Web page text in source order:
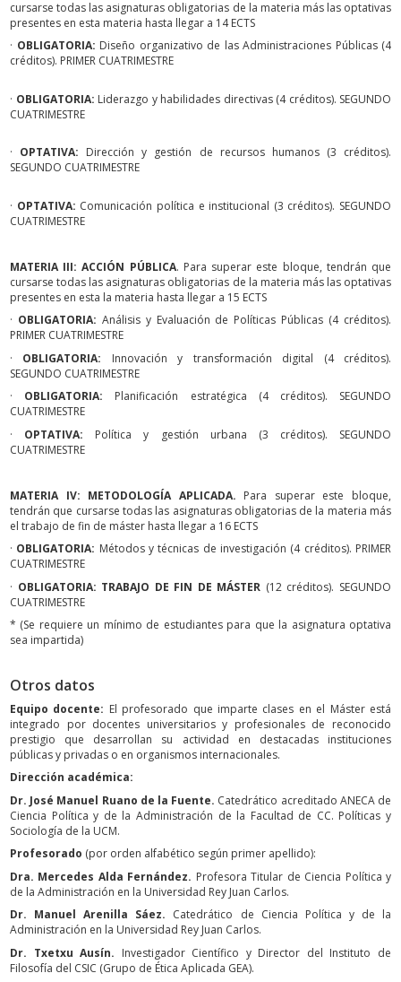
cursarse todas las asignaturas obligatorias de la materia más las optativas
presentes en esta materia hasta llegar a 14 ECTS
· OBLIGATORIA: Diseño organizativo de las Administraciones Públicas (4
créditos). PRIMER CUATRIMESTRE
· OBLIGATORIA: Liderazgo y habilidades directivas (4 créditos). SEGUNDO
CUATRIMESTRE
· OPTATIVA: Dirección y gestión de recursos humanos (3 créditos).
SEGUNDO CUATRIMESTRE
· OPTATIVA: Comunicación política e institucional (3 créditos). SEGUNDO
CUATRIMESTRE
MATERIA III: ACCIÓN PÚBLICA. Para superar este bloque, tendrán que
cursarse todas las asignaturas obligatorias de la materia más las optativas
presentes en esta la materia hasta llegar a 15 ECTS
· OBLIGATORIA: Análisis y Evaluación de Políticas Públicas (4 créditos).
PRIMER CUATRIMESTRE
· OBLIGATORIA: Innovación y transformación digital (4 créditos).
SEGUNDO CUATRIMESTRE
· OBLIGATORIA: Planificación estratégica (4 créditos). SEGUNDO
CUATRIMESTRE
· OPTATIVA: Política y gestión urbana (3 créditos). SEGUNDO
CUATRIMESTRE
MATERIA IV: METODOLOGÍA APLICADA. Para superar este bloque,
tendrán que cursarse todas las asignaturas obligatorias de la materia más
el trabajo de fin de máster hasta llegar a 16 ECTS
· OBLIGATORIA: Métodos y técnicas de investigación (4 créditos). PRIMER
CUATRIMESTRE
· OBLIGATORIA: TRABAJO DE FIN DE MÁSTER (12 créditos). SEGUNDO
CUATRIMESTRE
* (Se requiere un mínimo de estudiantes para que la asignatura optativa
sea impartida)
Otros datos
Equipo docente: El profesorado que imparte clases en el Máster está
integrado por docentes universitarios y profesionales de reconocido
prestigio que desarrollan su actividad en destacadas instituciones
públicas y privadas o en organismos internacionales.
Dirección académica:
Dr. José Manuel Ruano de la Fuente. Catedrático acreditado ANECA de
Ciencia Política y de la Administración de la Facultad de CC. Políticas y
Sociología de la UCM.
Profesorado (por orden alfabético según primer apellido):
Dra. Mercedes Alda Fernández. Profesora Titular de Ciencia Política y
de la Administración en la Universidad Rey Juan Carlos.
Dr. Manuel Arenilla Sáez. Catedrático de Ciencia Política y de la
Administración en la Universidad Rey Juan Carlos.
Dr. Txetxu Ausín. Investigador Científico y Director del Instituto de
Filosofía del CSIC (Grupo de Ética Aplicada GEA).